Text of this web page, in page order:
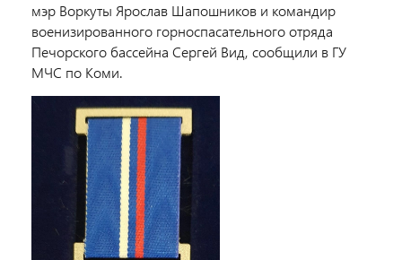
мэр Воркуты Ярослав Шапошников и командир
военизированного горноспасательного отряда
Печорского бассейна Сергей Вид, сообщили в ГУ
МЧС по Коми.